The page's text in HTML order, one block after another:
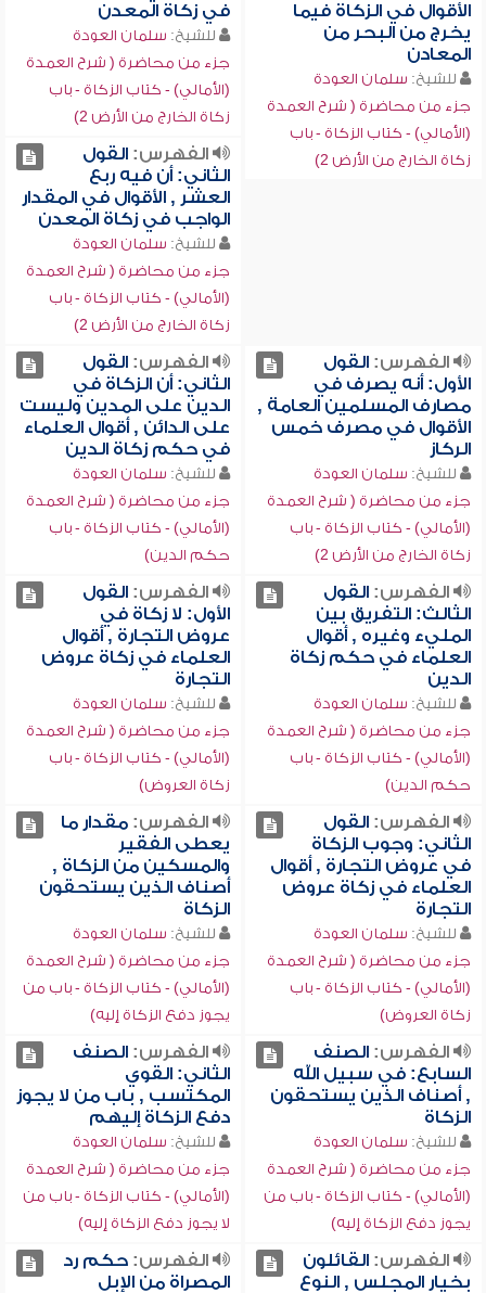
الأقوال في الزكاة فيما
يخرج من البحر من
المعادن
للشيخ: سلمان العودة
جزء من محاضرة ( شرح العمدة
(الأمالي) - كتاب الزكاة - باب
زكاة الخارج من الأرض 2)
في زكاة المعدن
للشيخ: سلمان العودة
جزء من محاضرة ( شرح العمدة
(الأمالي) - كتاب الزكاة - باب
زكاة الخارج من الأرض 2)
الفهرس:القول
الثاني: أن فيه ربع
العشر , الأقوال في المقدار
الواجب في زكاة المعدن
للشيخ: سلمان العودة
جزء من محاضرة ( شرح العمدة
(الأمالي) - كتاب الزكاة - باب
زكاة الخارج من الأرض 2)
الفهرس:القول
الأول: أنه يصرف في
مصارف المسلمين العامة ,
الأقوال في مصرف خمس
الركاز
للشيخ: سلمان العودة
جزء من محاضرة ( شرح العمدة
(الأمالي) - كتاب الزكاة - باب
زكاة الخارج من الأرض 2)
الفهرس:القول
الثاني: أن الزكاة في
الدين على المدين وليست
على الدائن , أقوال العلماء
في حكم زكاة الدين
للشيخ: سلمان العودة
جزء من محاضرة ( شرح العمدة
(الأمالي) - كتاب الزكاة - باب
حكم الدين)
الفهرس:القول
الثالث: التفريق بين
المليء وغيره , أقوال
العلماء في حكم زكاة
الدين
للشيخ: سلمان العودة
جزء من محاضرة ( شرح العمدة
(الأمالي) - كتاب الزكاة - باب
حكم الدين)
الفهرس:القول
الأول: لا زكاة في
عروض التجارة , أقوال
العلماء في زكاة عروض
التجارة
للشيخ: سلمان العودة
جزء من محاضرة ( شرح العمدة
(الأمالي) - كتاب الزكاة - باب
زكاة العروض)
الفهرس:القول
الثاني: وجوب الزكاة
في عروض التجارة , أقوال
العلماء في زكاة عروض
التجارة
للشيخ: سلمان العودة
جزء من محاضرة ( شرح العمدة
(الأمالي) - كتاب الزكاة - باب
زكاة العروض)
الفهرس:مقدار ما
يعطى الفقير
والمسكين من الزكاة ,
أصناف الذين يستحقون
الزكاة
للشيخ: سلمان العودة
جزء من محاضرة ( شرح العمدة
(الأمالي) - كتاب الزكاة - باب من
يجوز دفع الزكاة إليه)
الفهرس:الصنف
السابع: في سبيل الله
, أصناف الذين يستحقون
الزكاة
للشيخ: سلمان العودة
جزء من محاضرة ( شرح العمدة
(الأمالي) - كتاب الزكاة - باب من
يجوز دفع الزكاة إليه)
الفهرس:الصنف
الثاني: القوي
المكتسب , باب من لا يجوز
دفع الزكاة إليهم
للشيخ: سلمان العودة
جزء من محاضرة ( شرح العمدة
(الأمالي) - كتاب الزكاة - باب من
لا يجوز دفع الزكاة إليه)
الفهرس:القائلون
بخيار المجلس , النوع
الفهرس:حكم رد
المصراة من الإبل